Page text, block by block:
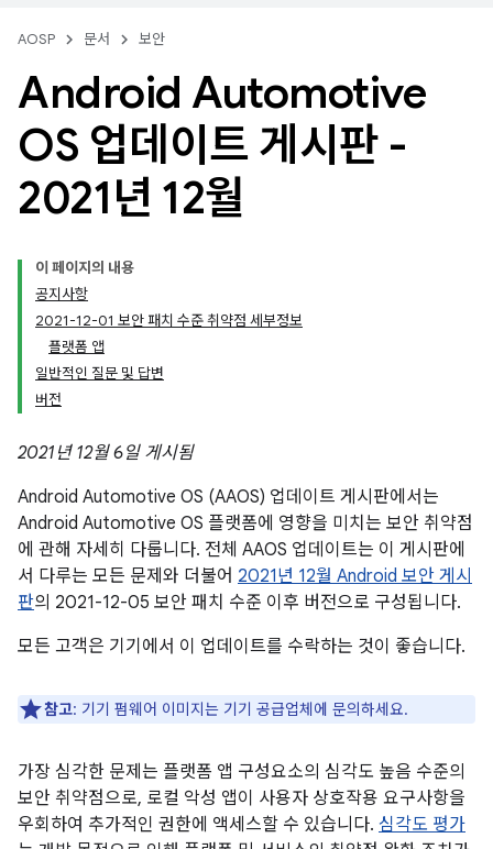
AOSP 문서 보안
Android Automotive
OS 업데이트 게시판 -
2021년 12월
이 페이지의 내용
공지사항
2021-12-01 보안 패치 수준 취약점 세부정보
플랫폼 앱
일반적인 질문 및 답변
버전
2021년 12월 6일 게시됨
Android Automotive OS (AAOS) 업데이트 게시판에서는
Android Automotive OS 플랫폼에 영향을 미치는 보안 취약점
에 관해 자세히 다룹니다. 전체 AAOS 업데이트는 이 게시판에
서 다루는 모든 문제와 더불어 2021년 12월 Android 보안 게시
판의 2021-12-05 보안 패치 수준 이후 버전으로 구성됩니다.
모든 고객은 기기에서 이 업데이트를 수락하는 것이 좋습니다.
참고: 기기 펌웨어 이미지는 기기 공급업체에 문의하세요.
가장 심각한 문제는 플랫폼 앱 구성요소의 심각도 높음 수준의
보안 취약점으로, 로컬 악성 앱이 사용자 상호작용 요구사항을
우회하여 추가적인 권한에 액세스할 수 있습니다. 심각도 평가